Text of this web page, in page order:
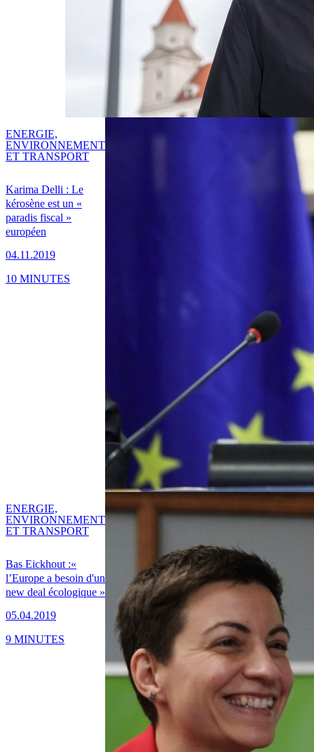
Karima Delli : Le
kérosène est un «
paradis fiscal »
européen
04.11.2019
ENERGIE,
ENVIRONNEMENT
ET TRANSPORT
10 MINUTES
Bas Eickhout :«
l’Europe a besoin d'un
new deal écologique »
05.04.2019
ENERGIE,
ENVIRONNEMENT
ET TRANSPORT
9 MINUTES